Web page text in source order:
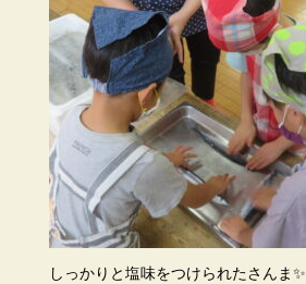
しっかりと塩味をつけられたさんま✨